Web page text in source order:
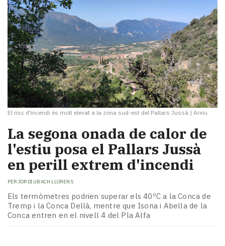
El risc d'incendi és molt elevat a la zona sud-est del Pallars Jussà | Arxiu
La segona onada de calor de
l'estiu posa el Pallars Jussà
en perill extrem d'incendi
PER JORDI UBACH LLORENS
Els termòmetres podrien superar els 40ºC a la Conca de
Tremp i la Conca Dellà, mentre que Isona i Abella de la
Conca entren en el nivell 4 del Pla Alfa